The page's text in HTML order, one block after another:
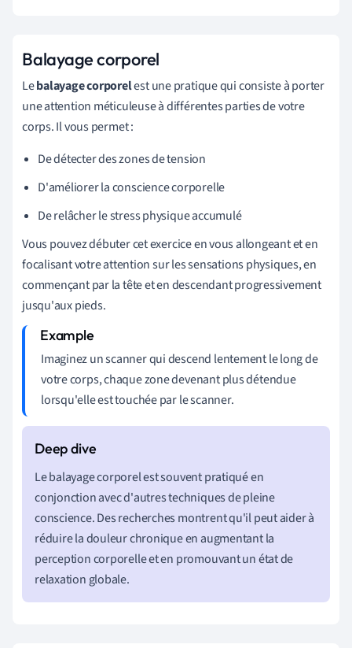
Balayage corporel
Lebalayage corporelest une pratique qui consiste à porter
une attention méticuleuse à différentes parties de votre
corps. Il vous permet :
De détecter des zones de tension
D'améliorer la conscience corporelle
De relâcher le stress physique accumulé
Vous pouvez débuter cet exercice en vous allongeant et en
focalisant votre attention sur les sensations physiques, en
commençant par la tête et en descendant progressivement
jusqu'aux pieds.
Imaginez un scanner qui descend lentement le long de
votre corps, chaque zone devenant plus détendue
lorsqu'elle est touchée par le scanner.
Le balayage corporel est souvent pratiqué en
conjonction avec d'autres techniques de pleine
conscience. Des recherches montrent qu'il peut aider à
réduire la douleur chronique en augmentant la
perception corporelle et en promouvant un état de
relaxation globale.